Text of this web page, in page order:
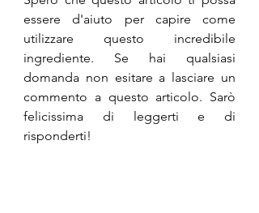
essere d'aiuto per capire come
utilizzare questo incredibile
ingrediente. Se hai qualsiasi
domanda non esitare a lasciare un
commento a questo articolo. Sarò
felicissima di leggerti e di
risponderti!